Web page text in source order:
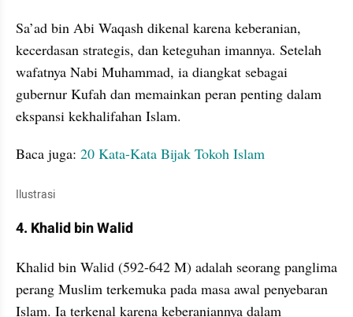
Sa’ad bin Abi Waqash dikenal karena keberanian,
kecerdasan strategis, dan keteguhan imannya. Setelah
wafatnya Nabi Muhammad, ia diangkat sebagai
gubernur Kufah dan memainkan peran penting dalam
ekspansi kekhalifahan Islam.
Baca juga: 20 Kata-Kata Bijak Tokoh Islam
Ilustrasi
4. Khalid bin Walid
Khalid bin Walid (592-642 M) adalah seorang panglima
perang Muslim terkemuka pada masa awal penyebaran
Islam. Ia terkenal karena keberaniannya dalam